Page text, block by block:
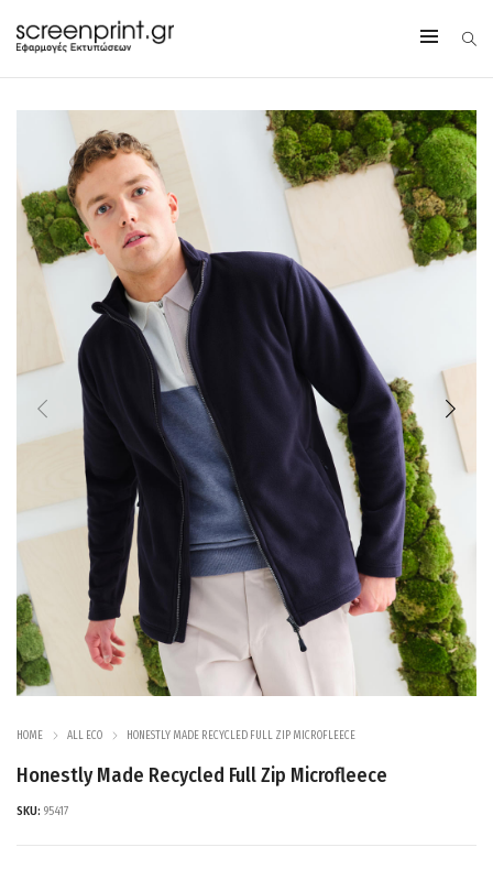
HOME ALL ECO HONESTLY MADE RECYCLED FULL ZIP MICROFLEECE
Honestly Made Recycled Full Zip Microfleece
SKU: 95417